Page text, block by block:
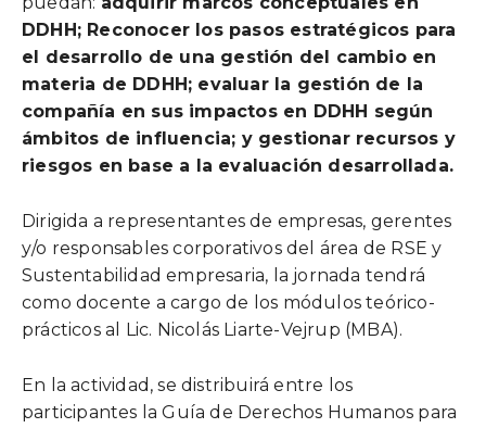
DDHH; Reconocer los pasos estratégicos para
el desarrollo de una gestión del cambio en
materia de DDHH; evaluar la gestión de la
compañía en sus impactos en DDHH según
ámbitos de influencia; y gestionar recursos y
riesgos en base a la evaluación desarrollada.
Dirigida a representantes de empresas, gerentes
y/o responsables corporativos del área de RSE y
Sustentabilidad empresaria, la jornada tendrá
como docente a cargo de los módulos teórico-
prácticos al Lic. Nicolás Liarte-Vejrup (MBA).
En la actividad, se distribuirá entre los
participantes la Guía de Derechos Humanos para